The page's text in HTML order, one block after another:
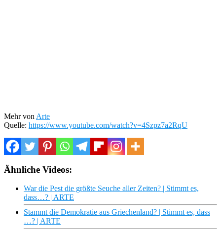
Mehr von Arte
Quelle: https://www.youtube.com/watch?v=4Szpz7a2RqU
Ähnliche Videos:
War die Pest die größte Seuche aller Zeiten? | Stimmt es,
dass…? | ARTE
Stammt die Demokratie aus Griechenland? | Stimmt es, dass
…? | ARTE